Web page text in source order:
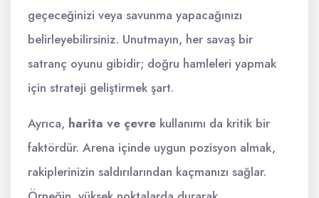
geçeceğinizi veya savunma yapacağınızı
belirleyebilirsiniz. Unutmayın, her savaş bir
satranç oyunu gibidir; doğru hamleleri yapmak
için strateji geliştirmek şart.
Ayrıca, harita ve çevre kullanımı da kritik bir
faktördür. Arena içinde uygun pozisyon almak,
rakiplerinizin saldırılarından kaçmanızı sağlar.